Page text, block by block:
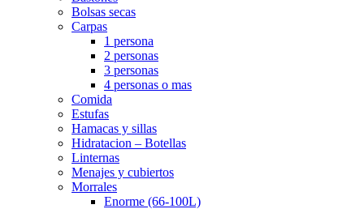
Bolsas secas
Carpas
1 persona
2 personas
3 personas
4 personas o mas
Comida
Estufas
Hamacas y sillas
Hidratacion – Botellas
Linternas
Menajes y cubiertos
Morrales
Enorme (66-100L)